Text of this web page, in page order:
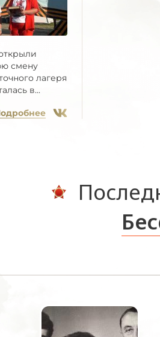
смену
лагеря
в...